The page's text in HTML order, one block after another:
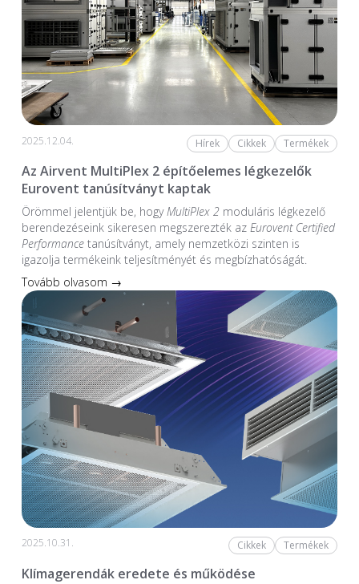
2025.12.04. Hírek Cikkek Termékek
Az Airvent MultiPlex 2 építőelemes légkezelők
Eurovent tanúsítványt kaptak
Örömmel jelentjük be, hogyMultiPlex 2moduláris légkezelő
berendezéseink sikeresen megszerezték az Eurovent Certified
Performancetanúsítványt, amely nemzetközi szinten is
igazolja termékeink teljesítményét és megbízhatóságát.
Tovább olvasom →
2025.10.31. Cikkek Termékek
Klímagerendák eredete és működése